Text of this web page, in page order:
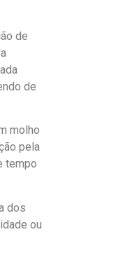
de
de
molho
pela
tempo
dos
ou